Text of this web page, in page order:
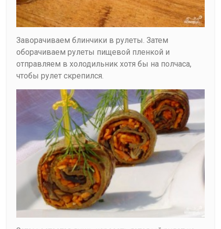
Заворачиваем блинчики в рулеты. Затем
оборачиваем рулеты пищевой пленкой и
отправляем в холодильник хотя бы на полчаса,
чтобы рулет скрепился.